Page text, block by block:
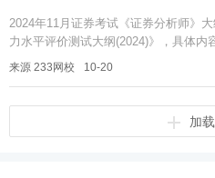
2024年11月证券考试《证券分析师》
力水平评价测试大纲(2024)》，具体内
包】【免费领V题库会员】【答题闯关
来源 233网校 10-20
加